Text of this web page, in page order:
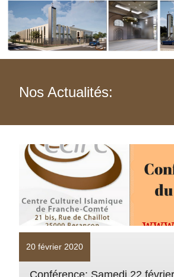
Nos Actualités:
20 février 2020